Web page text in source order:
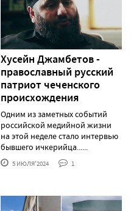
Хусейн Джамбетов -
православный русский
патриот чеченского
происхождения
Одним из заметных событий
российской медийной жизни
на этой неделе стало интервью
бывшего ичкерийца......
5 ИЮЛЯ'2024 1